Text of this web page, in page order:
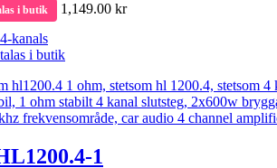
i butik 1,149.00 kr
kanals
i butik
1